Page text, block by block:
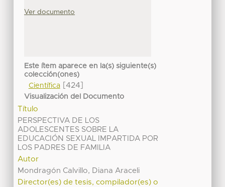
Ver documento
Este ítem aparece en la(s) siguiente(s)
colección(ones)
Científica[424]
Visualización del Documento
Título
PERSPECTIVA DE LOS
ADOLESCENTES SOBRE LA
EDUCACIÓN SEXUAL IMPARTIDA POR
LOS PADRES DE FAMILIA
Autor
Mondragón Calvillo, Diana Araceli
Director(es) de tesis, compilador(es) o